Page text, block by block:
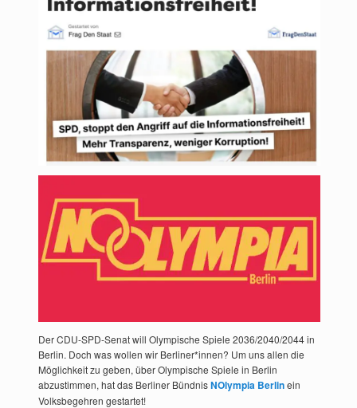
Der CDU-SPD-Senat will Olympische Spiele 2036/2040/2044 in
Berlin. Doch was wollen wir Berliner*innen? Um uns allen die
Möglichkeit zu geben, über Olympische Spiele in Berlin
abzustimmen, hat das Berliner BündnisNOlympia Berlinein
Volksbegehren gestartet!